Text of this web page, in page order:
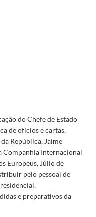
do Chefe de Estado
de ofícios e cartas,
República, Jaime
Companhia Internacional
Europeus, Júlio de
pelo pessoal de
e preparativos da